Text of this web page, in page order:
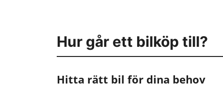
Hur går ett bilköp till?
Hitta rätt bil för dina behov